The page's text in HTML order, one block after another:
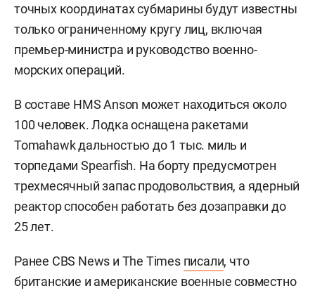
точных координатах субмарины будут известны
только ограниченному кругу лиц, включая
премьер-министра и руководство военно-
морских операций.
В составе HMS Anson может находиться около
100 человек. Лодка оснащена ракетами
Tomahawk дальностью до 1 тыс. миль и
торпедами Spearfish. На борту предусмотрен
трехмесячный запас продовольствия, а ядерный
реактор способен работать без дозаправки до
25 лет.
Ранее CBS News и The Times писали, что
британские и американские военные совместно